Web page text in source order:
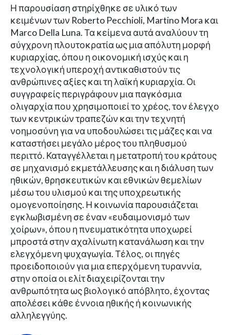
Η παρουσίαση στηρίχθηκε σε υλικό των
κειμένων των Roberto Pecchioli, Martino Mora και
Marco Della Luna. Τα κείμενα αυτά αναλύουν τη
σύγχρονη πλουτοκρατία ως μια απόλυτη μορφή
κυριαρχίας, όπου η οικονομική ισχύς και η
τεχνολογική υπεροχή αντικαθιστούν τις
ανθρώπινες αξίες και τη λαϊκή κυριαρχία. Οι
συγγραφείς περιγράφουν μια παγκόσμια
ολιγαρχία που χρησιμοποιεί το χρέος, τον έλεγχο
των κεντρικών τραπεζών και την τεχνητή
νοημοσύνη για να υποδουλώσει τις μάζες και να
καταστήσει μεγάλο μέρος του πληθυσμού
περιττό. Καταγγέλλεται η μετατροπή του κράτους
σε μηχανισμό εκμετάλλευσης και η διάλυση των
ηθικών, θρησκευτικών και εθνικών θεμελίων
μέσω του υλισμού και της υποχρεωτικής
ομογενοποίησης. Η κοινωνία παρουσιάζεται
εγκλωβισμένη σε έναν «ευδαιμονισμό των
χοίρων», όπου η πνευματικότητα υποχωρεί
μπροστά στην αχαλίνωτη κατανάλωση και την
ελεγχόμενη ψυχαγωγία. Τέλος, οι πηγές
προειδοποιούν για μια επερχόμενη τυραννία,
στην οποία οι ελίτ διαχειρίζονται την
ανθρωπότητα ως βιολογικό απόβλητο, έχοντας
απολέσει κάθε έννοια ηθικής ή κοινωνικής
αλληλεγγύης.